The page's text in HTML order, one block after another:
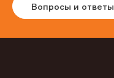
Вопросы и ответы